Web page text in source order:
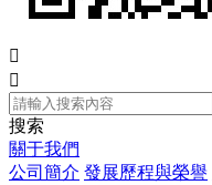


搜索
關于我們
公司簡介 發展歷程與榮譽